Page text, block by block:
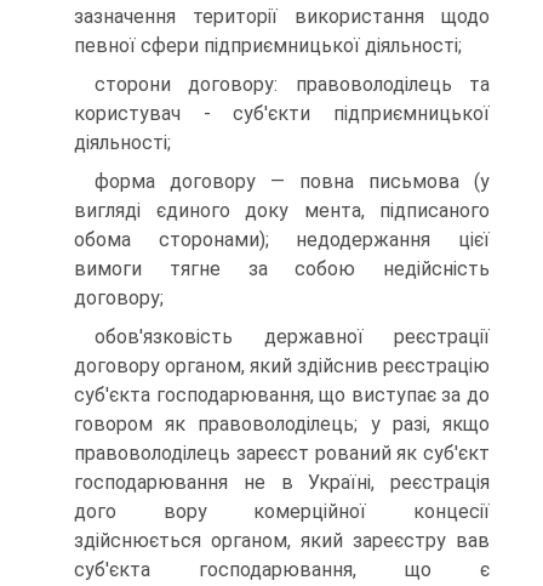
зазначення території використання щодо
певної сфери підприємницької діяльності;
сторони договору: правоволоділець та
користувач - суб'єкти підприємницької
діяльності;
форма договору — повна письмова (у
вигляді єдиного доку мента, підписаного
обома сторонами); недодержання цієї
вимоги тягне за собою недійсність
договору;
обов'язковість державної реєстрації
договору органом, який здійснив реєстрацію
суб'єкта господарювання, що виступає за до
говором як правоволоділець; у разі, якщо
правоволоділець зареєст рований як суб'єкт
господарювання не в Україні, реєстрація
дого вору комерційної концесії
здійснюється органом, який зареєстру вав
суб'єкта господарювання, що є